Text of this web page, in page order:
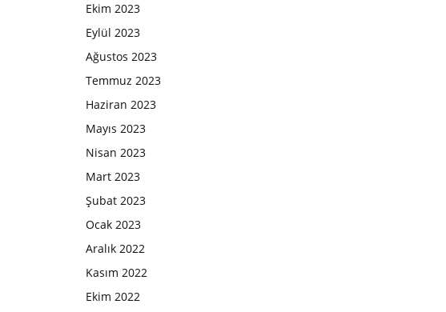
Ekim 2023
Eylül 2023
Ağustos 2023
Temmuz 2023
Haziran 2023
Mayıs 2023
Nisan 2023
Mart 2023
Şubat 2023
Ocak 2023
Aralık 2022
Kasım 2022
Ekim 2022